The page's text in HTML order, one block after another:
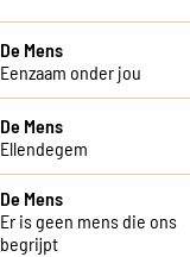
De Mens
Eenzaam onder jou
De Mens
Ellendegem
De Mens
Er is geen mens die ons
begrijpt